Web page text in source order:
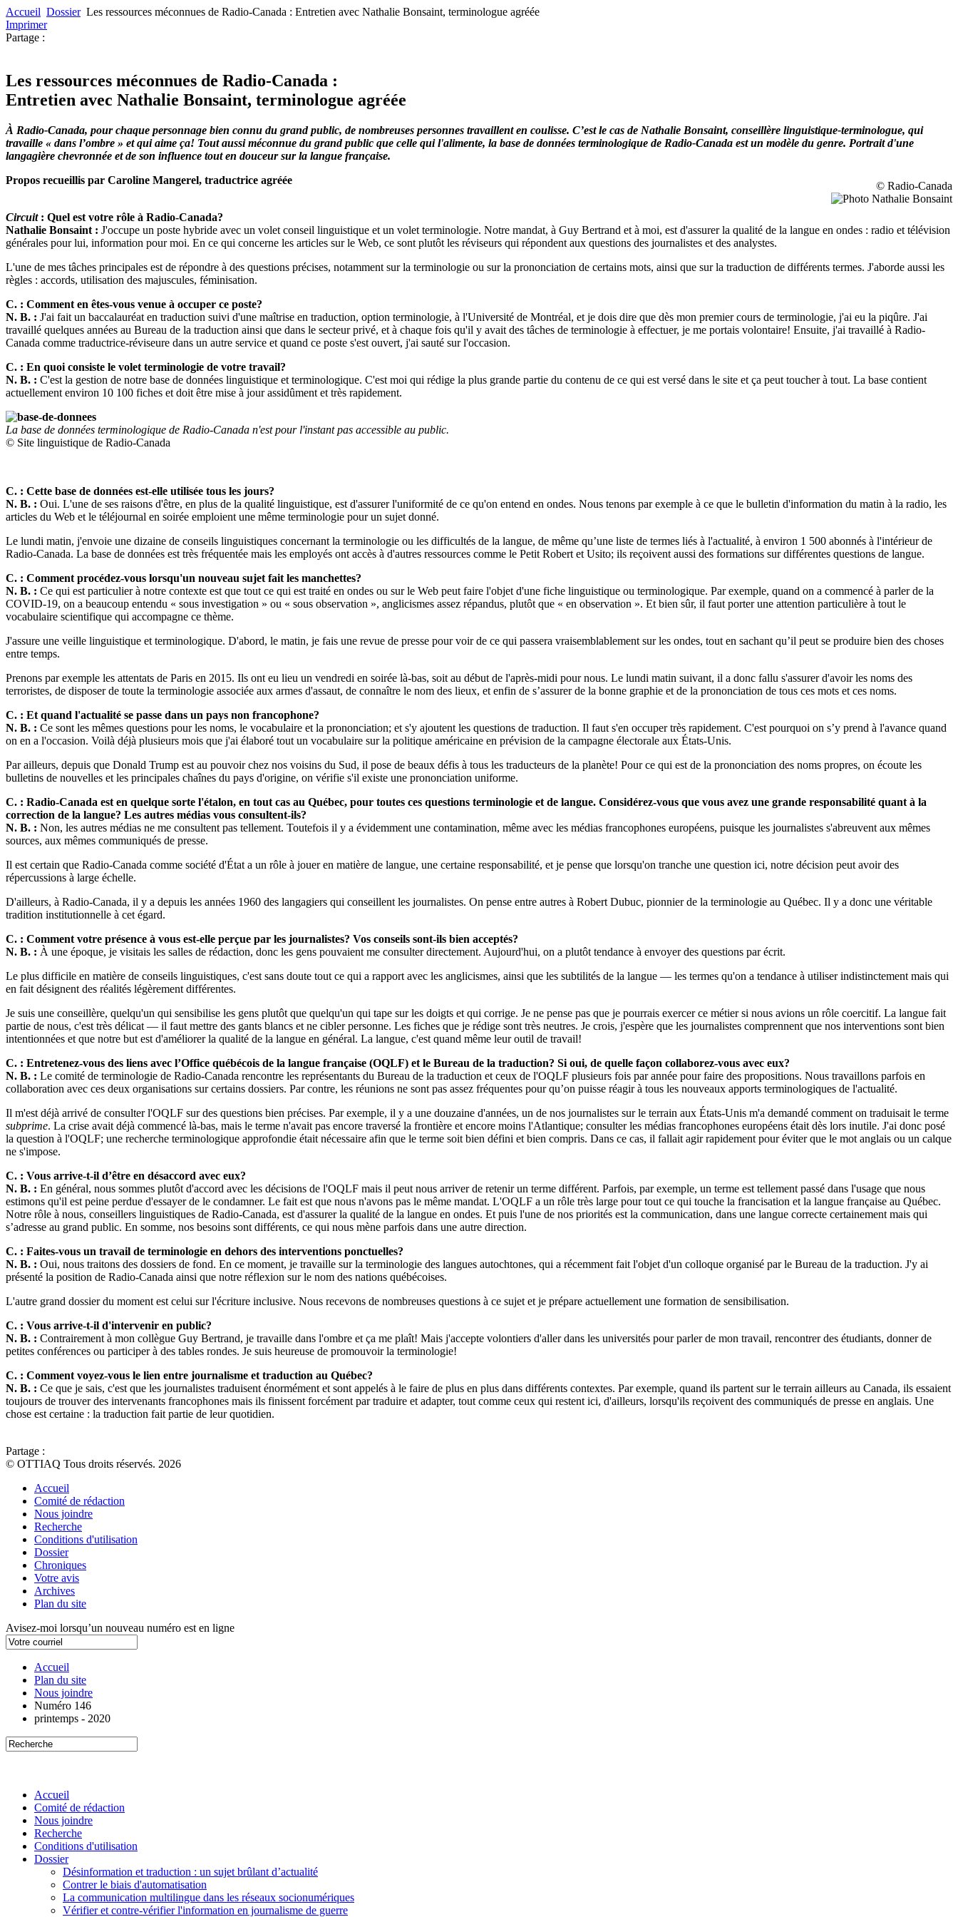
Accueil Dossier Les ressources méconnues de Radio-Canada : Entretien avec Nathalie Bonsaint, terminologue agréée
Imprimer
Partage :
Les ressources méconnues de Radio-Canada :
Entretien avec Nathalie Bonsaint, terminologue agréée
À Radio-Canada, pour chaque personnage bien connu du grand public, de nombreuses personnes travaillent en coulisse. C’est le cas de Nathalie Bonsaint, conseillère linguistique-terminologue, qui
travaille « dans l’ombre » et qui aime ça! Tout aussi méconnue du grand public que celle qui l'alimente, la base de données terminologique de Radio-Canada est un modèle du genre. Portrait d'une
langagière chevronnée et de son influence tout en douceur sur la langue française.
Propos recueillis par Caroline Mangerel, traductrice agréée
© Radio-Canada
Circuit: Quel est votre rôle à Radio-Canada?
Nathalie Bonsaint : J'occupe un poste hybride avec un volet conseil linguistique et un volet terminologie. Notre mandat, à Guy Bertrand et à moi, est d'assurer la qualité de la langue en ondes : radio et télévision
générales pour lui, information pour moi. En ce qui concerne les articles sur le Web, ce sont plutôt les réviseurs qui répondent aux questions des journalistes et des analystes.
L'une de mes tâches principales est de répondre à des questions précises, notamment sur la terminologie ou sur la prononciation de certains mots, ainsi que sur la traduction de différents termes. J'aborde aussi les
règles : accords, utilisation des majuscules, féminisation.
C. : Comment en êtes-vous venue à occuper ce poste?
N. B. : J'ai fait un baccalauréat en traduction suivi d'une maîtrise en traduction, option terminologie, à l'Université de Montréal, et je dois dire que dès mon premier cours de terminologie, j'ai eu la piqûre. J'ai
travaillé quelques années au Bureau de la traduction ainsi que dans le secteur privé, et à chaque fois qu'il y avait des tâches de terminologie à effectuer, je me portais volontaire! Ensuite, j'ai travaillé à Radio-
Canada comme traductrice-réviseure dans un autre service et quand ce poste s'est ouvert, j'ai sauté sur l'occasion.
C. : En quoi consiste le volet terminologie de votre travail?
N. B. : C'est la gestion de notre base de données linguistique et terminologique. C'est moi qui rédige la plus grande partie du contenu de ce qui est versé dans le site et ça peut toucher à tout. La base contient
actuellement environ 10 100 fiches et doit être mise à jour assidûment et très rapidement.
La base de données terminologique de Radio-Canada n'est pour l'instant pas accessible au public.
© Site linguistique de Radio-Canada
C. : Cette base de données est-elle utilisée tous les jours?
N. B. : Oui. L'une de ses raisons d'être, en plus de la qualité linguistique, est d'assurer l'uniformité de ce qu'on entend en ondes. Nous tenons par exemple à ce que le bulletin d'information du matin à la radio, les
articles du Web et le téléjournal en soirée emploient une même terminologie pour un sujet donné.
Le lundi matin, j'envoie une dizaine de conseils linguistiques concernant la terminologie ou les difficultés de la langue, de même qu’une liste de termes liés à l'actualité, à environ 1 500 abonnés à l'intérieur de
Radio-Canada. La base de données est très fréquentée mais les employés ont accès à d'autres ressources comme le Petit Robert et Usito; ils reçoivent aussi des formations sur différentes questions de langue.
C. : Comment procédez-vous lorsqu'un nouveau sujet fait les manchettes?
N. B. : Ce qui est particulier à notre contexte est que tout ce qui est traité en ondes ou sur le Web peut faire l'objet d'une fiche linguistique ou terminologique. Par exemple, quand on a commencé à parler de la
COVID-19, on a beaucoup entendu « sous investigation » ou « sous observation », anglicismes assez répandus, plutôt que « en observation ». Et bien sûr, il faut porter une attention particulière à tout le
vocabulaire scientifique qui accompagne ce thème.
J'assure une veille linguistique et terminologique. D'abord, le matin, je fais une revue de presse pour voir de ce qui passera vraisemblablement sur les ondes, tout en sachant qu’il peut se produire bien des choses
entre temps.
Prenons par exemple les attentats de Paris en 2015. Ils ont eu lieu un vendredi en soirée là-bas, soit au début de l'après-midi pour nous. Le lundi matin suivant, il a donc fallu s'assurer d'avoir les noms des
terroristes, de disposer de toute la terminologie associée aux armes d'assaut, de connaître le nom des lieux, et enfin de s’assurer de la bonne graphie et de la prononciation de tous ces mots et ces noms.
C. : Et quand l'actualité se passe dans un pays non francophone?
N. B. : Ce sont les mêmes questions pour les noms, le vocabulaire et la prononciation; et s'y ajoutent les questions de traduction. Il faut s'en occuper très rapidement. C'est pourquoi on s’y prend à l'avance quand
on en a l'occasion. Voilà déjà plusieurs mois que j'ai élaboré tout un vocabulaire sur la politique américaine en prévision de la campagne électorale aux États-Unis.
Par ailleurs, depuis que Donald Trump est au pouvoir chez nos voisins du Sud, il pose de beaux défis à tous les traducteurs de la planète! Pour ce qui est de la prononciation des noms propres, on écoute les
bulletins de nouvelles et les principales chaînes du pays d'origine, on vérifie s'il existe une prononciation uniforme.
C. : Radio-Canada est en quelque sorte l'étalon, en tout cas au Québec, pour toutes ces questions terminologie et de langue. Considérez-vous que vous avez une grande responsabilité quant à la
correction de la langue? Les autres médias vous consultent-ils?
N. B. : Non, les autres médias ne me consultent pas tellement. Toutefois il y a évidemment une contamination, même avec les médias francophones européens, puisque les journalistes s'abreuvent aux mêmes
sources, aux mêmes communiqués de presse.
Il est certain que Radio-Canada comme société d'État a un rôle à jouer en matière de langue, une certaine responsabilité, et je pense que lorsqu'on tranche une question ici, notre décision peut avoir des
répercussions à large échelle.
D'ailleurs, à Radio-Canada, il y a depuis les années 1960 des langagiers qui conseillent les journalistes. On pense entre autres à Robert Dubuc, pionnier de la terminologie au Québec. Il y a donc une véritable
tradition institutionnelle à cet égard.
C. : Comment votre présence à vous est-elle perçue par les journalistes? Vos conseils sont-ils bien acceptés?
N. B. : À une époque, je visitais les salles de rédaction, donc les gens pouvaient me consulter directement. Aujourd'hui, on a plutôt tendance à envoyer des questions par écrit.
Le plus difficile en matière de conseils linguistiques, c'est sans doute tout ce qui a rapport avec les anglicismes, ainsi que les subtilités de la langue — les termes qu'on a tendance à utiliser indistinctement mais qui
en fait désignent des réalités légèrement différentes.
Je suis une conseillère, quelqu'un qui sensibilise les gens plutôt que quelqu'un qui tape sur les doigts et qui corrige. Je ne pense pas que je pourrais exercer ce métier si nous avions un rôle coercitif. La langue fait
partie de nous, c'est très délicat — il faut mettre des gants blancs et ne cibler personne. Les fiches que je rédige sont très neutres. Je crois, j'espère que les journalistes comprennent que nos interventions sont bien
intentionnées et que notre but est d'améliorer la qualité de la langue en général. La langue, c'est quand même leur outil de travail!
C. : Entretenez-vous des liens avec l’Office québécois de la langue française (OQLF) et le Bureau de la traduction? Si oui, de quelle façon collaborez-vous avec eux?
N. B. : Le comité de terminologie de Radio-Canada rencontre les représentants du Bureau de la traduction et ceux de l'OQLF plusieurs fois par année pour faire des propositions. Nous travaillons parfois en
collaboration avec ces deux organisations sur certains dossiers. Par contre, les réunions ne sont pas assez fréquentes pour qu’on puisse réagir à tous les nouveaux apports terminologiques de l'actualité.
Il m'est déjà arrivé de consulter l'OQLF sur des questions bien précises. Par exemple, il y a une douzaine d'années, un de nos journalistes sur le terrain aux États-Unis m'a demandé comment on traduisait le terme
subprime. La crise avait déjà commencé là-bas, mais le terme n'avait pas encore traversé la frontière et encore moins l'Atlantique; consulter les médias francophones européens était dès lors inutile. J'ai donc posé
la question à l'OQLF; une recherche terminologique approfondie était nécessaire afin que le terme soit bien défini et bien compris. Dans ce cas, il fallait agir rapidement pour éviter que le mot anglais ou un calque
ne s'impose.
C. : Vous arrive-t-il d’être en désaccord avec eux?
N. B. : En général, nous sommes plutôt d'accord avec les décisions de l'OQLF mais il peut nous arriver de retenir un terme différent. Parfois, par exemple, un terme est tellement passé dans l'usage que nous
estimons qu'il est peine perdue d'essayer de le condamner. Le fait est que nous n'avons pas le même mandat. L'OQLF a un rôle très large pour tout ce qui touche la francisation et la langue française au Québec.
Notre rôle à nous, conseillers linguistiques de Radio-Canada, est d'assurer la qualité de la langue en ondes. Et puis l'une de nos priorités est la communication, dans une langue correcte certainement mais qui
s’adresse au grand public. En somme, nos besoins sont différents, ce qui nous mène parfois dans une autre direction.
C. : Faites-vous un travail de terminologie en dehors des interventions ponctuelles?
N. B. : Oui, nous traitons des dossiers de fond. En ce moment, je travaille sur la terminologie des langues autochtones, qui a récemment fait l'objet d'un colloque organisé par le Bureau de la traduction. J'y ai
présenté la position de Radio-Canada ainsi que notre réflexion sur le nom des nations québécoises.
L'autre grand dossier du moment est celui sur l'écriture inclusive. Nous recevons de nombreuses questions à ce sujet et je prépare actuellement une formation de sensibilisation.
C. : Vous arrive-t-il d'intervenir en public?
N. B. : Contrairement à mon collègue Guy Bertrand, je travaille dans l'ombre et ça me plaît! Mais j'accepte volontiers d'aller dans les universités pour parler de mon travail, rencontrer des étudiants, donner de
petites conférences ou participer à des tables rondes. Je suis heureuse de promouvoir la terminologie!
C. : Comment voyez-vous le lien entre journalisme et traduction au Québec?
N. B. : Ce que je sais, c'est que les journalistes traduisent énormément et sont appelés à le faire de plus en plus dans différents contextes. Par exemple, quand ils partent sur le terrain ailleurs au Canada, ils essaient
toujours de trouver des intervenants francophones mais ils finissent forcément par traduire et adapter, tout comme ceux qui restent ici, d'ailleurs, lorsqu'ils reçoivent des communiqués de presse en anglais. Une
chose est certaine : la traduction fait partie de leur quotidien.
Partage :
© OTTIAQ Tous droits réservés. 2026
Accueil
Comité de rédaction
Nous joindre
Recherche
Conditions d'utilisation
Dossier
Chroniques
Votre avis
Archives
Plan du site
Avisez-moi lorsqu’un nouveau numéro est en ligne
Accueil
Plan du site
Nous joindre
Numéro 146
printemps - 2020
Accueil
Comité de rédaction
Nous joindre
Recherche
Conditions d'utilisation
Dossier
Désinformation et traduction : un sujet brûlant d’actualité
Contrer le biais d'automatisation
La communication multilingue dans les réseaux socionumériques
Vérifier et contre-vérifier l'information en journalisme de guerre